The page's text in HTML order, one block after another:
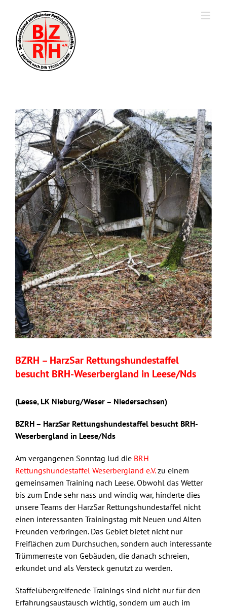
View
Larger
Image
BZRH – HarzSar Rettungshundestaffel
besucht BRH-Weserbergland in Leese/Nds
(Leese, LK Nieburg/Weser – Niedersachsen)
BZRH – HarzSar Rettungshundestaffel besucht BRH-
Weserbergland in Leese/Nds
Am vergangenen Sonntag lud die BRH
Rettungshundestaffel Weserbergland e.V.zu einem
gemeinsamen Training nach Leese. Obwohl das Wetter
bis zum Ende sehr nass und windig war, hinderte dies
unsere Teams der HarzSar Rettungshundestaffel nicht
einen interessanten Trainingstag mit Neuen und Alten
Freunden verbringen. Das Gebiet bietet nicht nur
Freiflächen zum Durchsuchen, sondern auch interessante
Trümmerreste von Gebäuden, die danach schreien,
erkundet und als Versteck genutzt zu werden.
Staffelübergreifenede Trainings sind nicht nur für den
Erfahrungsaustausch wichtig, sondern um auch im